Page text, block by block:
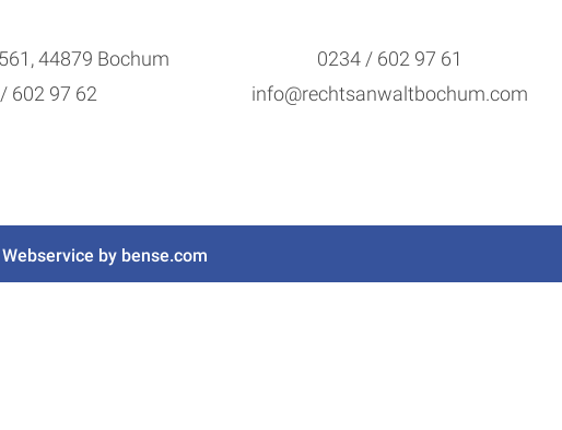
44879 Bochum
602 97 62
0234 / 602 97 61
info@rechtsanwaltbochum.com
by bense.com